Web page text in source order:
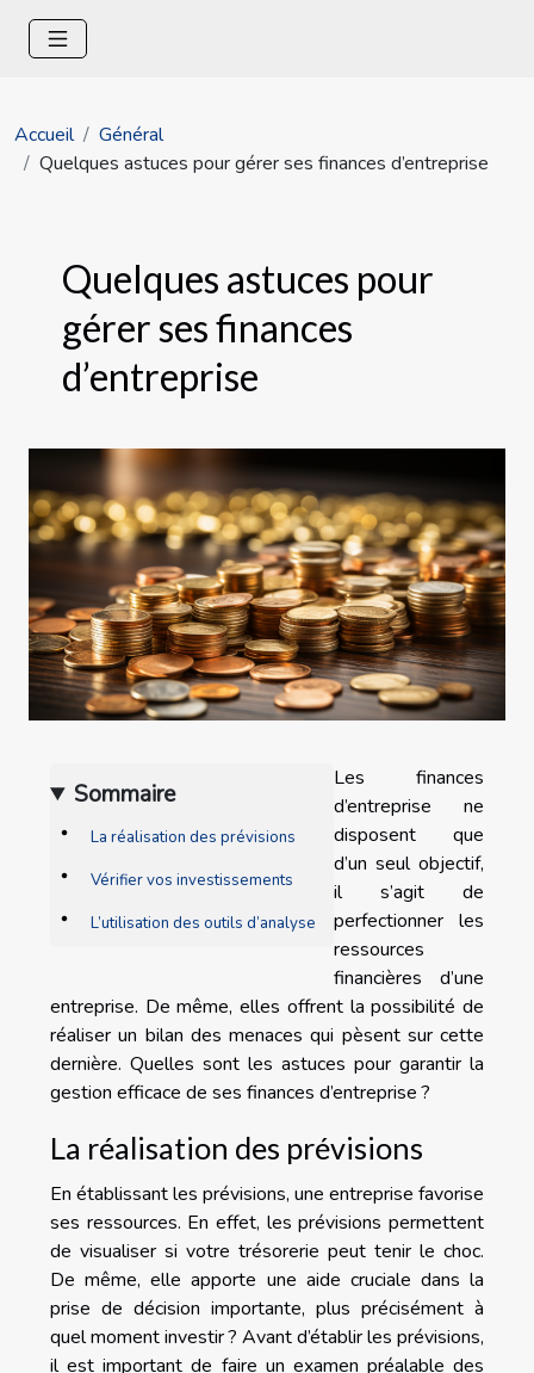
Accueil
Général
Quelques astuces pour gérer ses finances d’entreprise
Quelques astuces pour
gérer ses finances
d’entreprise
Sommaire
La réalisation des prévisions
Vérifier vos investissements
L’utilisation des outils d’analyse
Les finances
d’entreprise ne
disposent que
d’un seul objectif,
il s’agit de
perfectionner les
ressources
financières d’une
entreprise. De même, elles offrent la possibilité de
réaliser un bilan des menaces qui pèsent sur cette
dernière. Quelles sont les astuces pour garantir la
gestion efficace de ses finances d’entreprise ?
La réalisation des prévisions
En établissant les prévisions, une entreprise favorise
ses ressources. En effet, les prévisions permettent
de visualiser si votre trésorerie peut tenir le choc.
De même, elle apporte une aide cruciale dans la
prise de décision importante, plus précisément à
quel moment investir ? Avant d’établir les prévisions,
il est important de faire un examen préalable des